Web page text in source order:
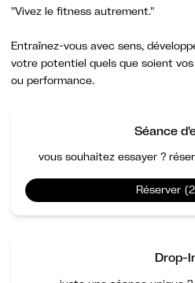
"Vivez le fitness autrement."
Entraînez-vous avec sens,
votre potentiel quels que soient
Séance
vous souhaitez essayer ?
Réserver
Drop-